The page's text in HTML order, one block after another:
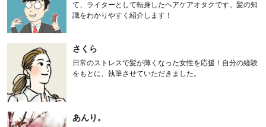
て、ライターとして転身したヘアケアオタクです。髪の知
識をわかりやすく紹介します！
さくら
日常のストレスで髪が薄くなった女性を応援！自分の経験
をもとに、執筆させていただきました。
あんり。